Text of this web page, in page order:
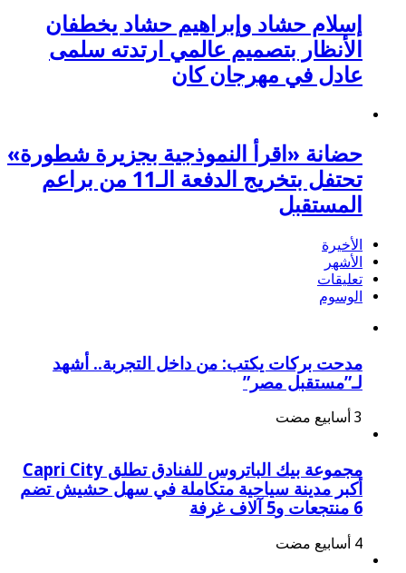
إسلام حشاد وإبراهيم حشاد يخطفان
الأنظار بتصميم عالمي ارتدته سلمى
عادل في مهرجان كان
حضانة «اقرأ النموذجية بجزيرة شطورة»
تحتفل بتخريج الدفعة الـ11 من براعم
المستقبل
الأخيرة
الأشهر
تعليقات
الوسوم
مدحت بركات يكتب: من داخل التجربة.. أشهد
لـ”مستقبل مصر”
مجموعة بيك الباتروس للفنادق تطلق Capri City
أكبر مدينة سياحية متكاملة في سهل حشيش تضم
6 منتجعات و5 آلاف غرفة